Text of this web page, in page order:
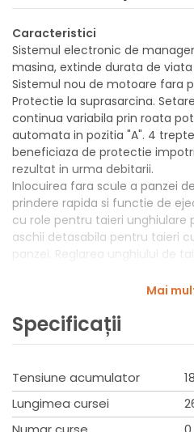
Caracteristici
Sistemul electronic de
masina, extinde durata de
Sistemul nou de motoare fara
Protectie la suprasarcina.
continua variabila prin roata
automata in pozitia "A". 4
beneficiaza de protectie
rezultat in urma debitarii.
Inlocuirea fara scule a panzei
prindere rapida si functie de
cu role pentru taieri unghiulare
aschii detasabila pentru taieri
panzei. Reglarea unghiului de
material plastic pentru
de munca mai curat si vedere
libera a marcajului datorita
amplasate ideal. Lampa LED
optima a zonei de lucru.
foarte confortabil. Afisajul
Potrivit pentru toate acumulatorii
Mai
Specificații
Tensiune acumulator
Lungimea cursei